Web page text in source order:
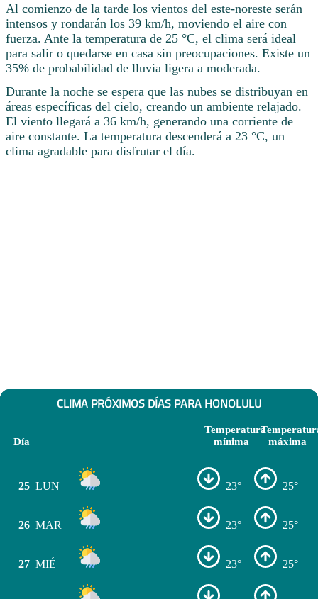
Al comienzo de la tarde los vientos del este-noreste serán
intensos y rondarán los 39 km/h, moviendo el aire con
fuerza. Ante la temperatura de 25 °C, el clima será ideal
para salir o quedarse en casa sin preocupaciones. Existe un
35% de probabilidad de lluvia ligera a moderada.
Durante la noche se espera que las nubes se distribuyan en
áreas específicas del cielo, creando un ambiente relajado.
El viento llegará a 36 km/h, generando una corriente de
aire constante. La temperatura descenderá a 23 °C, un
clima agradable para disfrutar el día.
CLIMA PRÓXIMOS DÍAS PARA HONOLULU
Día
Temperatura
mínima
máxima
25 LUN 23° 25°
26 MAR 23° 25°
27 MIÉ 23° 25°